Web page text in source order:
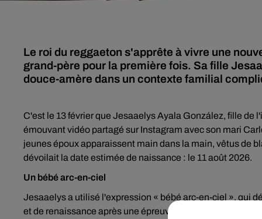
Le roi du reggaeton s'apprête à vivre une
grand-père pour la première fois. Sa fille
douce-amère dans un contexte familial
C'est le 13 février que Jesaaelys Ayala González, fille de
émouvant vidéo partagé sur Instagram avec son mari
jeunes époux apparaissent main dans la main, vêtus de
dévoilait la date estimée de naissance : le 11 août 2026.
Un bébé arc-en-ciel
Jesaaelys a utilisé l'expression « bébé arc-en-ciel », qui
et de renaissance après une épreuve difficile. La jeune